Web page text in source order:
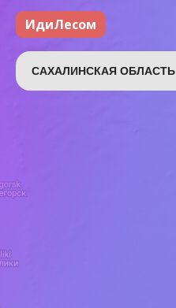
ИдиЛесом
САХАЛИНСКАЯ ОБЛАСТЬ